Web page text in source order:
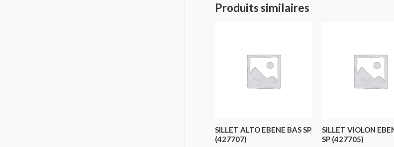
Produits similaires
SILLET ALTO EBENE BAS SP
(427707)
SILLET VIOLON
SP (427705)